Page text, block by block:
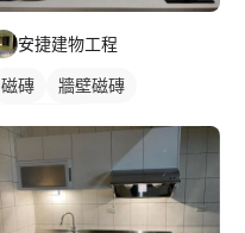
安捷建物工程
磁磚
牆壁磁磚